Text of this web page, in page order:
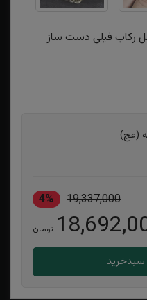
رکاب فیلی دست ساز
(عج)
19,337,000
4%
تومان